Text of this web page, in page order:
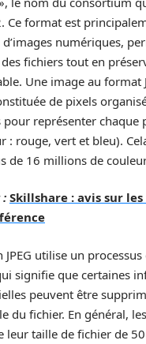
Ce format est
numériques,
fichiers tout en
Une image au format
de pixels
représenter chaque
: rouge, vert et bleu).
de 16 millions de
: Skillshare : avis sur
JPEG utilise un
signifie que certaines
peuvent être
du fichier. En général, les
leur taille de fichier de